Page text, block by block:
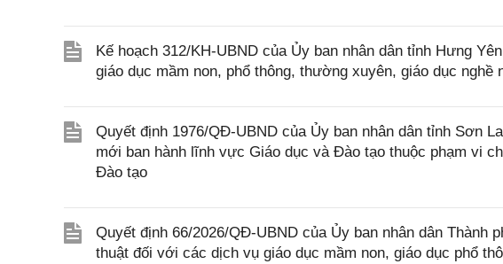
Kế hoạch 312/KH-UBND của Ủy ban nhân dân tỉnh Hưng
giáo dục mầm non, phổ thông, thường xuyên, giáo dục nghề
Quyết định 1976/QĐ-UBND của Ủy ban nhân dân tỉnh Sơn
mới ban hành lĩnh vực Giáo dục và Đào tạo thuộc phạm vi
Đào tạo
Quyết định 66/2026/QĐ-UBND của Ủy ban nhân dân Thành
thuật đối với các dịch vụ giáo dục mầm non, giáo dục phổ